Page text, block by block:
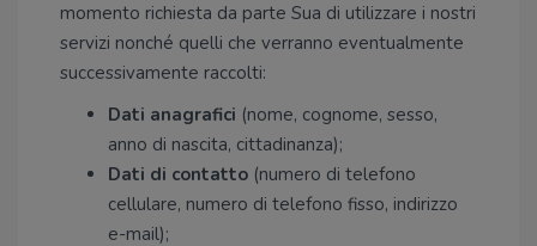
momento richiesta da parte Sua di utilizzare i nostri
servizi nonché quelli che verranno eventualmente
successivamente raccolti:
Dati anagrafici (nome, cognome, sesso,
anno di nascita, cittadinanza);
Dati di contatto (numero di telefono
cellulare, numero di telefono fisso, indirizzo
e-mail);